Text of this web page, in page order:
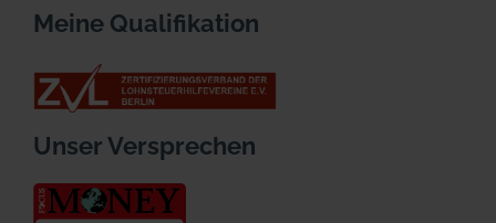
Meine Qualifikation
Unser Versprechen